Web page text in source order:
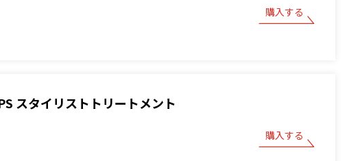
購入する
スタイリストトリートメント
購入する